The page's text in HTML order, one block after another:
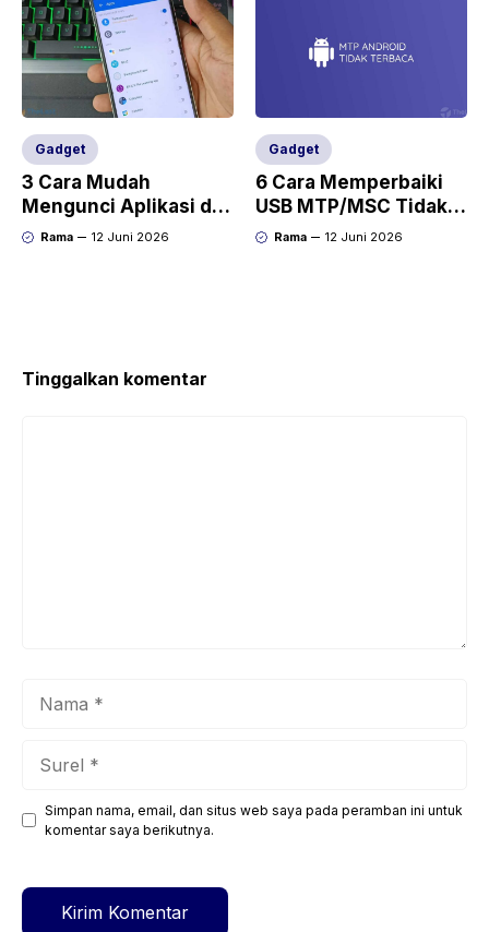
Gadget
3 Cara Mudah
Mengunci Aplikasi di
HP Realme C35 Data
Rama 12 Juni 2026
Gadget
6 Cara Memperbaiki
USB MTP/MSC Tidak
Terbaca dan Muncul di
Rama 12 Juni 2026
Tinggalkan komentar
Situs
web
Simpan nama, email, dan situs web saya pada peramban ini untuk
komentar saya berikutnya.